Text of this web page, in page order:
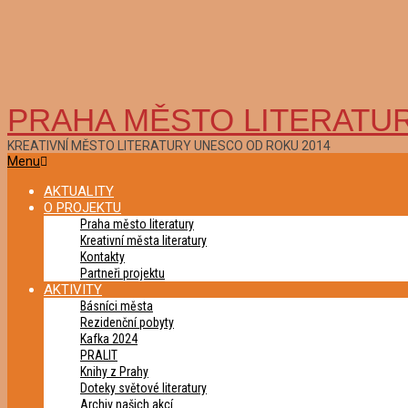
PRAHA MĚSTO
KREATIVNÍ MĚSTO LITERATURY UNESCO OD ROKU 2014
Primary
Menu
Menu
AKTUALITY
O PROJEKTU
Praha město literatury
Kreativní města literatury
Kontakty
Partneři projektu
AKTIVITY
Básníci města
Rezidenční pobyty
Kafka 2024
PRALIT
Knihy z Prahy
Doteky světové literatury
Archiv našich akcí